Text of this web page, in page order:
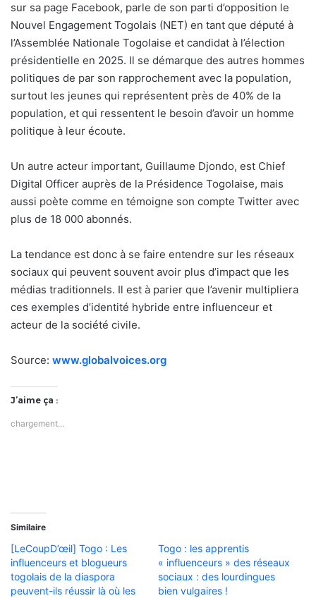
sur sa page Facebook, parle de son parti d’opposition le
Nouvel Engagement Togolais (NET) en tant que député à
l’Assemblée Nationale Togolaise et candidat à l’élection
présidentielle en 2025. Il se démarque des autres hommes
politiques de par son rapprochement avec la population,
surtout les jeunes qui représentent près de 40% de la
population, et qui ressentent le besoin d’avoir un homme
politique à leur écoute.
Un autre acteur important, Guillaume Djondo, est Chief
Digital Officer auprès de la Présidence Togolaise, mais
aussi poète comme en témoigne son compte Twitter avec
plus de 18 000 abonnés.
La tendance est donc à se faire entendre sur les réseaux
sociaux qui peuvent souvent avoir plus d’impact que les
médias traditionnels. Il est à parier que l’avenir multipliera
ces exemples d’identité hybride entre influenceur et
acteur de la société civile.
Source: www.globalvoices.org
J’aime ça :
chargement…
Similaire
[LeCoupD’œil] Togo : Les
influenceurs et blogueurs
togolais de la diaspora
peuvent-ils réussir là où les
Togo : les apprentis
« influenceurs » des réseaux
sociaux : des lourdingues
bien vulgaires !